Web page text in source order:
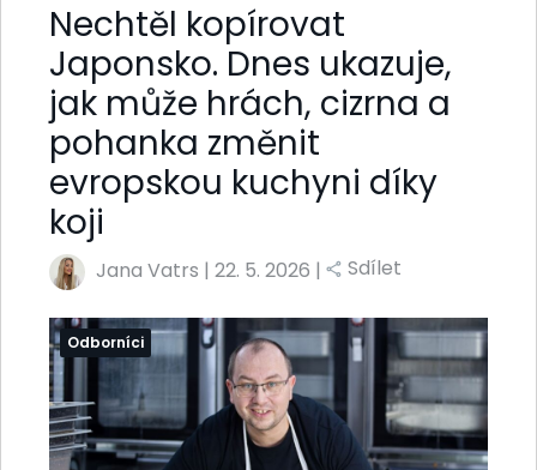
Nechtěl kopírovat
Japonsko. Dnes ukazuje,
jak může hrách, cizrna a
pohanka změnit
evropskou kuchyni díky
koji
Jana Vatrs | 22. 5. 2026 | Sdílet
Odborníci